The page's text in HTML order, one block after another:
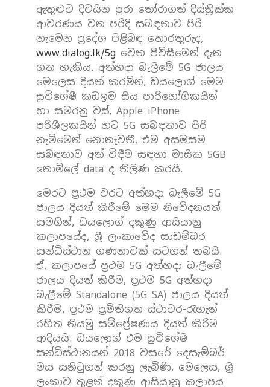
ඇතුළුව දිවයින පුරා තෝරාගත් දිස්ත්‍රික්ක
ආවරණය වන පරිදි සබඳතාව පිරි
නැමෙන ප්‍රදේශ පිළිබඳ තොරතුරුද,
www.dialog.lk/5g වෙත පිවිසීමෙන් දැන
ගත හැකිය. අත්හදා බැලීමේ 5G ජාලය
මෙලෙස දියත් කරමින්, ඩයලොග් මෙම
සුවිශේෂී කඩඉම සිය පාරිභෝගිකයින්
හා සමරනු වස්, Apple iPhone
පරිශීලකයින් හට 5G සබඳතාව පිරි
නැමීමෙන් නොනැවතී, එම අසමසම
සබඳතාව අත් විඳීම සඳහා මාසික 5GB
නොමිලේ data ද තිලිණ කරයි.
‍මෙරට ප්‍රථම වරට අත්හදා බැලීමේ 5G
ජාලය දියත් කිරීමේ මෙම නිවේදනයත්
සමගින්, ඩයලොග් දකුණු ආසියානු
කලාපයේද, ශ්‍රී ලංකාවේද සාඩම්බර
සන්ධිස්ථාන ගණනාවක් සටහන් තබයි.
ඒ, කලාපයේ ප්‍රථම 5G අත්හදා බැලීමේ
ජාලය දියත් කිරීම, ප්‍රථම 5G අත්හදා
බැලීමේ Standalone (5G SA) ජාලය දියත්
කිරීම, ප්‍රථම ප්‍රමිතිගත ස්ථාවර-රැහැන්
රහිත නියමු සම්ප්‍රේෂණය දියත් කිරීම
ආදියයි. ඩයලොග් එම සුවිශේෂී
සන්ධිස්ථානයන් 2018 වසරේ දෙසැම්බර්
මස සනිටුහන් කරනු ලැබිණි. මෙලෙස, ශ්‍රී
ලංකාව තුළත් දකුණු ආසියානු කලාපය